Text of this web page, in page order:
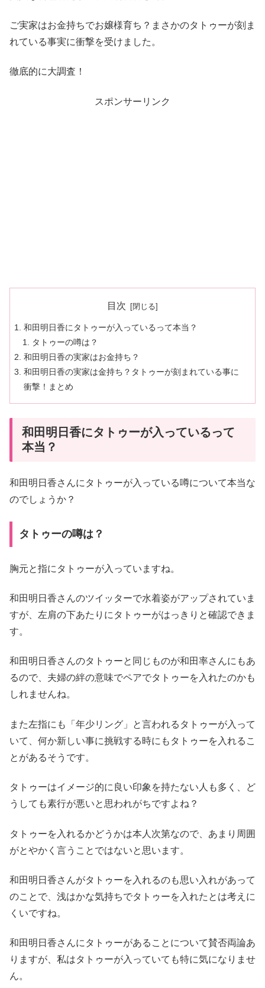
ご実家はお金持ちでお嬢様育ち？まさかのタトゥーが刻ま
れている事実に衝撃を受けました。
徹底的に大調査！
スポンサーリンク
目次
和田明日香にタトゥーが入っているって本当？
タトゥーの噂は？
和田明日香の実家はお金持ち？
和田明日香の実家は金持ち？タトゥーが刻まれている事に
衝撃！まとめ
和田明日香にタトゥーが入っているって
本当？
和田明日香さんにタトゥーが入っている噂について本当な
のでしょうか？
タトゥーの噂は？
胸元と指にタトゥーが入っていますね。
和田明日香さんのツイッターで水着姿がアップされていま
すが、左肩の下あたりにタトゥーがはっきりと確認できま
す。
和田明日香さんのタトゥーと同じものが和田率さんにもあ
るので、夫婦の絆の意味でペアでタトゥーを入れたのかも
しれませんね。
また左指にも「年少リング」と言われるタトゥーが入って
いて、何か新しい事に挑戦する時にもタトゥーを入れるこ
とがあるそうです。
タトゥーはイメージ的に良い印象を持たない人も多く、ど
うしても素行が悪いと思われがちですよね？
タトゥーを入れるかどうかは本人次第なので、あまり周囲
がとやかく言うことではないと思います。
和田明日香さんがタトゥーを入れるのも思い入れがあって
のことで、浅はかな気持ちでタトゥーを入れたとは考えに
くいですね。
和田明日香さんにタトゥーがあることについて賛否両論あ
りますが、私はタトゥーが入っていても特に気になりませ
ん。